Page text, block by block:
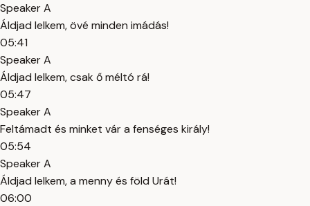
Speaker A
Áldjad lelkem, övé minden imádás!
05:41
Speaker A
Áldjad lelkem, csak ő méltó rá!
05:47
Speaker A
Feltámadt és minket vár a fenséges király!
05:54
Speaker A
Áldjad lelkem, a menny és föld Urát!
06:00